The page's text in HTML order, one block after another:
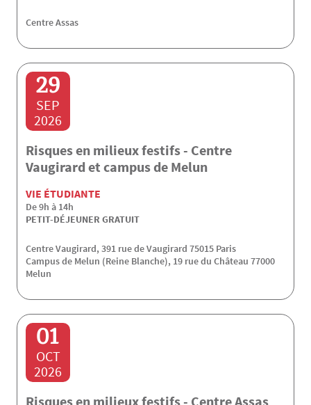
Centre Assas
29
SEP
2026
Risques en milieux festifs - Centre
Vaugirard et campus de Melun
VIE ÉTUDIANTE
De 9h à 14h
PETIT-DÉJEUNER GRATUIT
Centre Vaugirard, 391 rue de Vaugirard 75015 Paris
Campus de Melun (Reine Blanche), 19 rue du Château 77000
Melun
01
OCT
2026
Risques en milieux festifs - Centre Assas